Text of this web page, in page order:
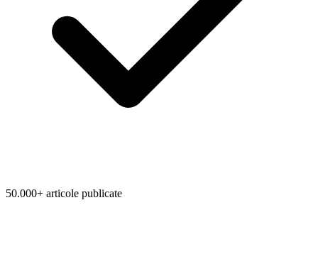
50.000+ articole publicate